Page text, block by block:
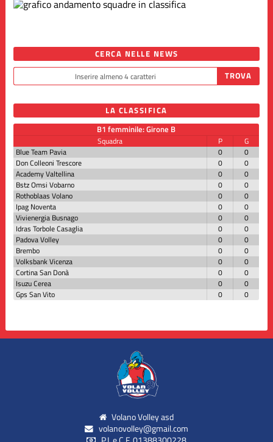
CERCA NELLE NEWS
LA CLASSIFICA
B1 femminile: Girone B
Squadra P
G
Blue Team Pavia
0
0
Don Colleoni Trescore
0
0
Academy Valtellina
0
0
Bstz Omsi Vobarno
0
0
Rothoblaas Volano
0
0
Ipag Noventa
0
0
Vivienergia Busnago
0
0
Idras Torbole Casaglia
0
0
Padova Volley
0
0
Brembo
0
0
Volksbank Vicenza
0
0
Cortina San Donà
0
0
Isuzu Cerea
0
0
Gps San Vito
0 0
Volano Volley asd
volanovolley@gmail.com